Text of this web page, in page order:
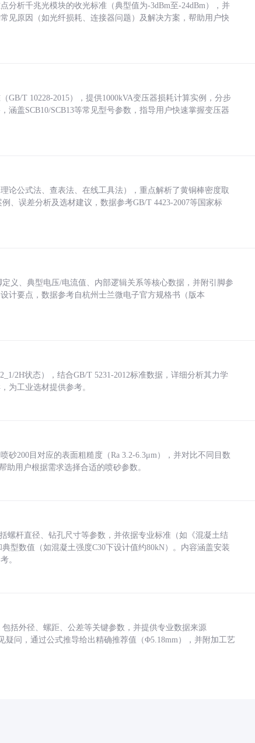
分析千兆光模块的收光标准（典型值为-3dBm至-24dBm），并
见原因（如光纤损耗、连接器问题）及解决方案，帮助用户快
T 10228-2015），提供1000kVA变压器损耗计算实例，分步
盖SCB10/SCB13等常见型号参数，指导用户快速掌握变压器
论公式法、查表法、在线工具法），重点解析了黄铜棒密度取
、误差分析及选材建议，数据参考GB/T 4423-2007等国家标
义、典型电压/电流值、内部逻辑关系等核心数据，并附引脚参
计要点，数据参考自杭州士兰微电子官方规格书（版本
2H状态），结合GB/T 5231-2012标准数据，详细分析其力学
为工业选材提供参考。
200目对应的表面粗糙度（Ra 3.2-6.3μm），并对比不同目数
助用户根据需求选择合适的喷砂参数。
螺杆直径、钻孔尺寸等参数，并依据专业标准（如《混凝土结
型数值（如混凝土强度C30下设计值约80kN）。内容涵盖安装
。
括外径、螺距、公差等关键参数，并提供专业数据来源
疑问，通过公式推导给出精确推荐值（Φ5.18mm），并附加工艺